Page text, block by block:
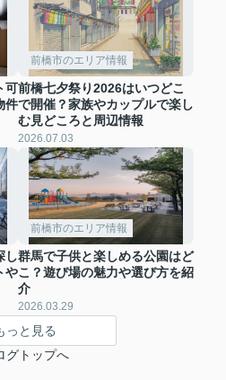
可
件
前橋市のエリア情報
前橋七夕祭り2026はいつどこ
で開催？家族やカップルで楽し
む見どころと周辺情報
2026.07.03
し
や
前橋市のエリア情報
群馬で子供と楽しめる公園はど
こ？遊び場の魅力や選び方を紹
介
2026.03.29
っと見る
グトップへ